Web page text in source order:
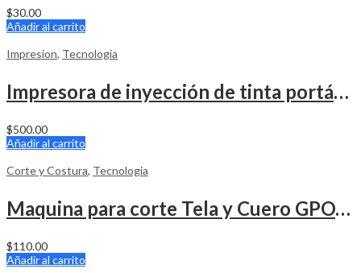
$30.00
Añadir al carrito
Impresion, Tecnologia
Impresora de inyección de tinta portátil CHIKYTECH ZK-1680
$500.00
Añadir al carrito
Corte y Costura, Tecnologia
Maquina para corte Tela y Cuero GPOAS 70mm 110v
$110.00
Añadir al carrito